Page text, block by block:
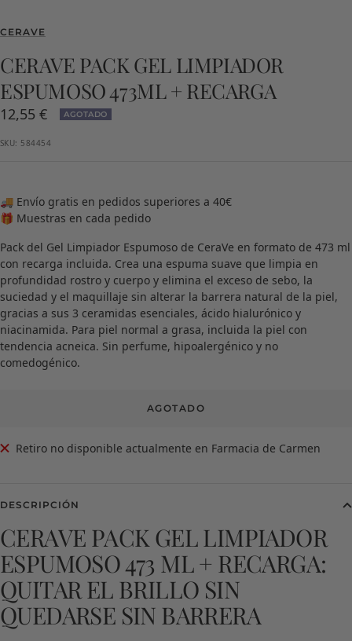
CERAVE
CERAVE PACK GEL LIMPIADOR
ESPUMOSO 473ML + RECARGA
Precio
12,55 € AGOTADO
SKU: 584454
🚚 Envío gratis en pedidos superiores a 40€
🎁 Muestras en cada pedido
Pack del Gel Limpiador Espumoso de CeraVe en formato de 473 ml
con recarga incluida. Crea una espuma suave que limpia en
profundidad rostro y cuerpo y elimina el exceso de sebo, la
suciedad y el maquillaje sin alterar la barrera natural de la piel,
gracias a sus 3 ceramidas esenciales, ácido hialurónico y
niacinamida. Para piel normal a grasa, incluida la piel con
tendencia acneica. Sin perfume, hipoalergénico y no
comedogénico.
AGOTADO
Retiro no disponible actualmente en Farmacia de Carmen
DESCRIPCIÓN
CERAVE PACK GEL LIMPIADOR
ESPUMOSO 473 ML + RECARGA:
QUITAR EL BRILLO SIN
QUEDARSE SIN BARRERA